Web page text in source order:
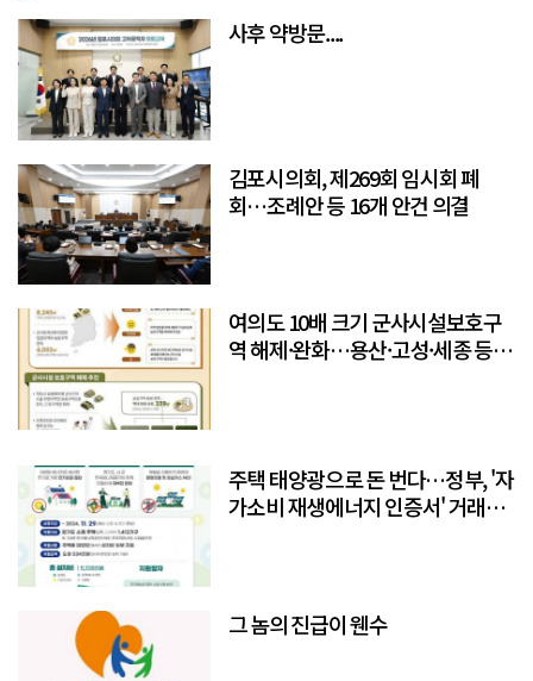
사후 약방문....
김포시의회, 제269회 임시회 폐
회…조례안 등 16개 안건 의결
여의도 10배 크기 군사시설보호구
역 해제·완화…용산·고성·세종 등
주택 태양광으로 돈 번다…정부, '자
가소비 재생에너지 인증서' 거래제
그 놈의 진급이 웬수